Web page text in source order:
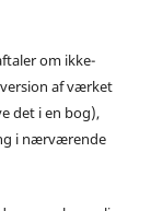
om ikke-
af værket
det i en bog),
i nærværende